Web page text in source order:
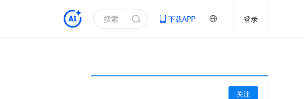
下载APP 登录
关注